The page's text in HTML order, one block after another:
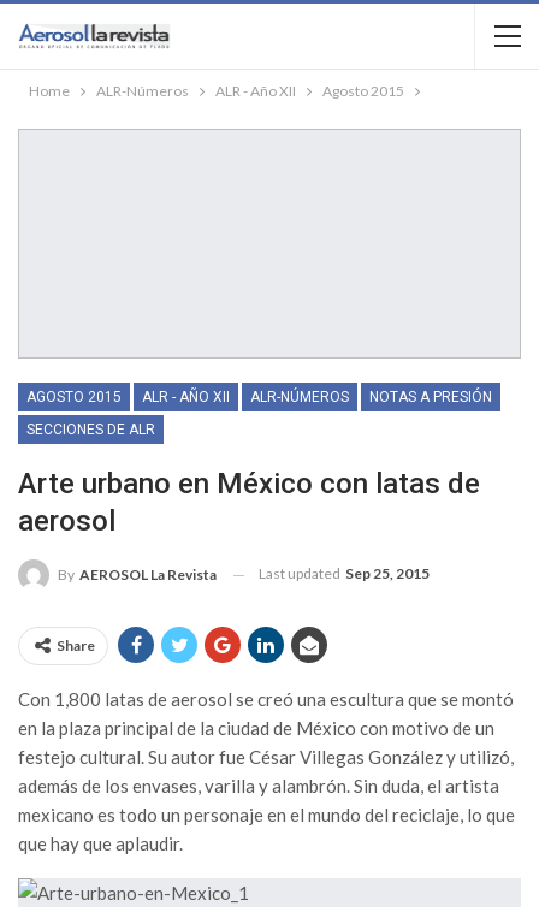
Home ALR-Números ALR - Año XII Agosto 2015
AGOSTO 2015 ALR - AÑO XII ALR-NÚMEROS
NOTAS A PRESIÓN
SECCIONES DE ALR
Arte urbano en México con latas de
aerosol
By AEROSOL La Revista Last updated Sep 25, 2015
Share
Con 1,800 latas de aerosol se creó una escultura que se montó
en la plaza principal de la ciudad de México con motivo de un
festejo cultural. Su autor fue César Villegas González y utilizó,
además de los envases, varilla y alambrón. Sin duda, el artista
mexicano es todo un personaje en el mundo del reciclaje, lo que
que hay que aplaudir.